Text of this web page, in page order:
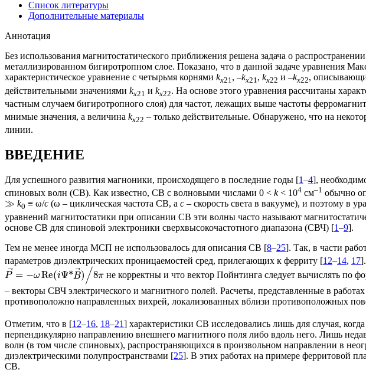
Список литературы
Дополнительные материалы
Аннотация
Без использования магнитостатического приближения решена задача о
металлизированном бигиротропном слое. Показано, что в данной задаче уравнения
характеристическое уравнение с четырьмя корнями kx21, –kx21, kx22 и –kx22,
действительными значениями kx21 и kx22. На основе этого уравнения рассчитаны
частным случаем бигиротропного слоя) для частот, лежащих выше частоты
мнимые значения, а величина kx22 – только действительные. Обнаружено, что на
линии.
ВВЕДЕНИЕ
Для успешного развития магноники, происходящего в последние годы [1–4],
спиновых волн (СВ). Как известно, СВ с волновыми числами 0 < k< 104 см–1 обычно
≫ k0 ≡ ω/c (ω – циклическая частота СВ, аc – скорость света в вакууме), и поэтому в
уравнений магнитостатики при описании СВ эти волны часто называют
основе СВ для спиновой электроники сверхвысокочастотного диапазона (СВЧ) [1–9].
Тем не менее иногда МСП не использовалось для описания СВ [8–25]. Так, в части
параметров диэлектрических проницаемостей сред, прилегающих к ферриту [12–14, 17
P⃗ = −ωRe(iΨ*B⃗) /8πне корректны и что вектор Пойнтинга следует вычислять по
– векторы СВЧ электрического и магнитного полей. Расчеты, представленные в
противоположно направленных вихрей, локализованных вблизи противоположных
Отметим, что в [12–16, 18–21] характеристики СВ исследовались лишь для случая,
перпендикулярно направлению внешнего магнитного поля либо вдоль него. Лишь
волн (в том числе спиновых), распространяющихся в произвольном направлении в
диэлектрическими полупространствами [25]. В этих работах на примере ферритовой
СВ.